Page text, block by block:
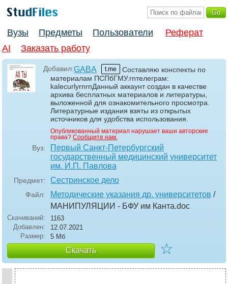
Вузы Предметы Пользователи
Реферат
AI
Заказать работу
Добавил:GABA t.me
Составляю конспекты по
материалам ПСПбГМУ.rnтелеграм:
kalecurlyrnrnДанный аккаунт создан в качестве
архива бесплатных материалов и литературы,
выложенной для ознакомительного просмотра.
Литературные издания взяты из открытых
источников для удобства использования.
Опубликованный материал нарушает ваши авторские
права? Сообщите нам.
Вуз:
Первый Санкт-Петербургский
государственный медицинский университет
им. И.П. Павлова
Предмет: Сестринское дело
Файл: Методические указания др. университетов /
МАНИПУЛЯЦИИ - БФУ им Канта.doc
Скачиваний:
1163
Добавлен:
12.07.2021
Размер:
5 Мб
Скачать ☆